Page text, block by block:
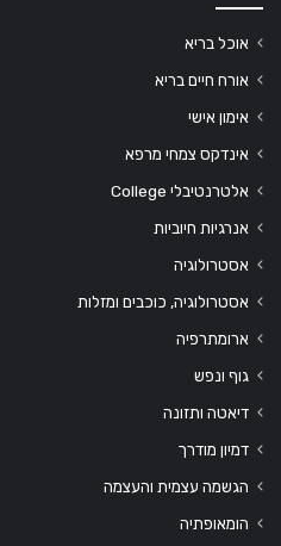
אוכל בריא
אורח חיים בריא
אימון אישי
אינדקס צמחי מרפא
אלטרנטיבלי College
אנרגיות חיוביות
אסטרולוגיה
אסטרולוגיה, כוכבים ומזלות
ארומתרפיה
גוף ונפש
דיאטה ותזונה
דמיון מודרך
הגשמה עצמית והעצמה
הומאופתיה